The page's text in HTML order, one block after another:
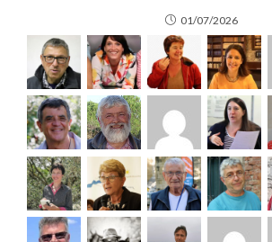
01/07/2026